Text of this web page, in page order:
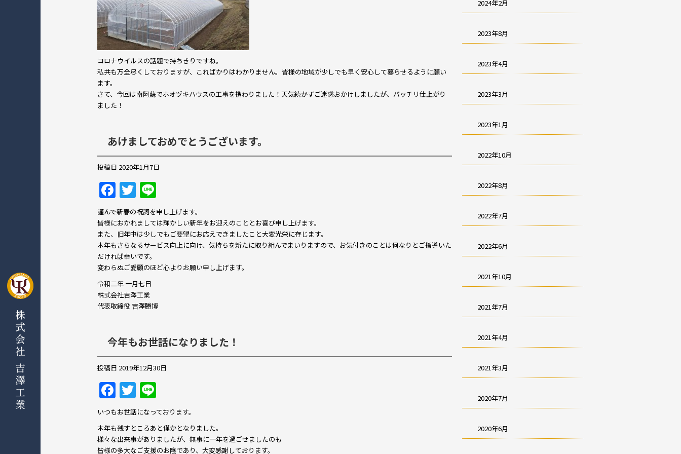
コロナウイルスの話題で持ちきりですね。
私共も万全尽くしておりますが、こればかりはわかりません。皆様の地域が少しでも早く安心して暮らせるように願い
ます。
さて、今回は南阿蘇でホオヅキハウスの工事を携わりました！天気続かずご迷惑おかけしましたが、バッチリ仕上がり
ました！
あけましておめでとうございます。
投稿日 2020年1月7日
F
a
c
e
b
o
o
k
T
w
itt
er
n
e
謹んで新春の祝詞を申し上げます。
皆様におかれましては輝かしい新年をお迎えのこととお喜び申し上げます。
また、旧年中は少しでもご要望にお応えできましたこと大変光栄に存じます。
本年もさらなるサービス向上に向け、気持ちを新たに取り組んでまいりますので、お気付きのことは何なりとご指導いた
だければ幸いです。
変わらぬご愛顧のほど心よりお願い申し上げます。
令和二年 一月七日
株式会社吉澤工業
代表取締役 吉澤勝博
今年もお世話になりました！
投稿日 2019年12月30日
F
a
c
e
T
w
itt
er
n
e
いつもお世話になっております。
本年も残すところあと僅かとなりました。
様々な出来事がありましたが、無事に一年を過ごせましたのも
皆様の多大なご支援のお陰であり、大変感謝しております。
2024年2月
2023年8月
2023年4月
2023年3月
2023年1月
2022年10月
2022年8月
2022年7月
2022年6月
2021年10月
2021年7月
2021年4月
2021年3月
2020年7月
2020年6月